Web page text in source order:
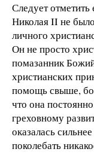
Следует
Николая II не
личного
Он не просто
помазанник
христианских
помощь свыше,
что она
греховному
оказалась
поколебать